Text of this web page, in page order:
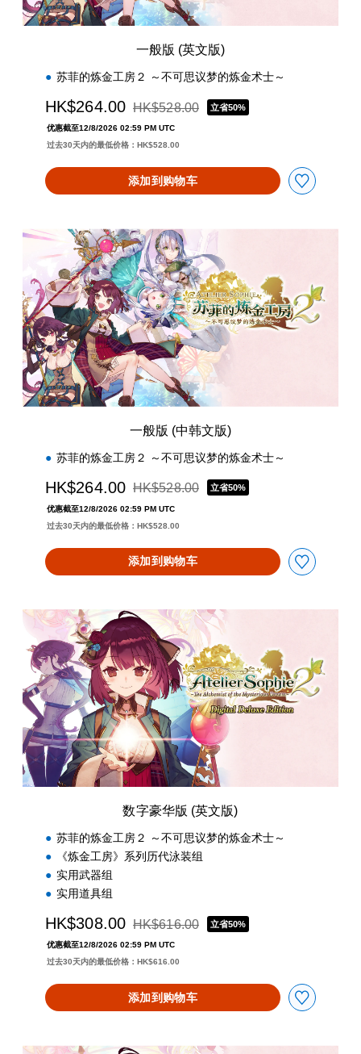
一般版 (英文版)
苏菲的炼金工房２ ～不可思议梦的炼金术士～
HK$264.00 从原价HK$528.00折扣优惠
HK$528.00 立省50%
优惠截至12/8/2026 02:59 PM UTC
过去30天内的最低价格：HK$528.00
添加到购物车
一
中
韩
文
版
)
一般版 (中韩文版)
苏菲的炼金工房２ ～不可思议梦的炼金术士～
HK$264.00 从原价HK$528.00折扣优惠
HK$528.00 立省50%
优惠截至12/8/2026 02:59 PM UTC
过去30天内的最低价格：HK$528.00
添加到购物车
数
豪
华
(
英
文
版
)
数字豪华版 (英文版)
苏菲的炼金工房２ ～不可思议梦的炼金术士～
《炼金工房》系列历代泳装组
实用武器组
实用道具组
HK$308.00 从原价HK$616.00折扣优惠
HK$616.00 立省50%
优惠截至12/8/2026 02:59 PM UTC
过去30天内的最低价格：HK$616.00
添加到购物车